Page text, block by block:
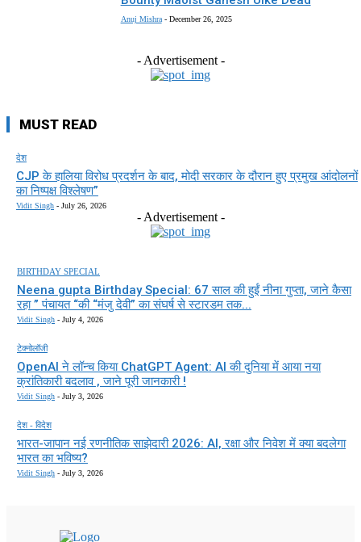
Anuj Mishra - December 26, 2025
- Advertisement -
MUST READ
देश
CJP के हालिया विरोध प्रदर्शन के बाद, मोदी सरकार के दौरान हुए प्रमुख आंदोलनों
का निष्पक्ष विश्लेषण”
Vidit Singh - July 26, 2026
- Advertisement -
BIRTHDAY SPECIAL
Neena gupta Birthday Special: 67 साल की हुईं नीना गुप्ता, जाने कैसा
रहा ” पंचायत “की “मंजु देवी” का संघर्ष से स्टारडम तक...
Vidit Singh - July 4, 2026
टेक्नोलॉजी
OpenAI ने लॉन्च किया ChatGPT Agent: AI की दुनिया में आया नया
क्रांतिकारी बदलाव , जाने पूरी जानकारी !
Vidit Singh - July 3, 2026
देश - विदेश
भारत-जापान नई रणनीतिक साझेदारी 2026: AI, रक्षा और निवेश में क्या बदलेगा
भारत का भविष्य?
Vidit Singh - July 3, 2026